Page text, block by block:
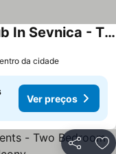
Relaxing Retreat With Hot Tub In Sevnica - Three Bedroom Apartment
da cidade
Ver preços
Partilhar